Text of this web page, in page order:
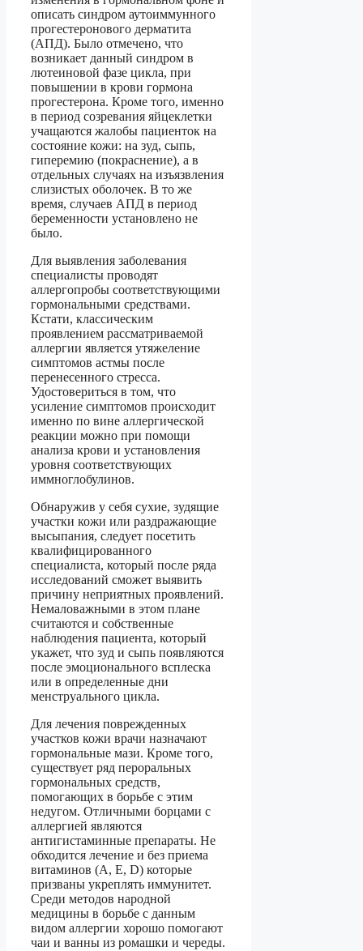
описать синдром аутоиммунного
прогестеронового дерматита
(АПД). Было отмечено, что
возникает данный синдром в
лютеиновой фазе цикла, при
повышении в крови гормона
прогестерона. Кроме того, именно
в период созревания яйцеклетки
учащаются жалобы пациенток на
состояние кожи: на зуд, сыпь,
гиперемию (покраснение), а в
отдельных случаях на изъязвления
слизистых оболочек. В то же
время, случаев АПД в период
беременности установлено не
было.
Для выявления заболевания
специалисты проводят
аллергопробы соответствующими
гормональными средствами.
Кстати, классическим
проявлением рассматриваемой
аллергии является утяжеление
симптомов астмы после
перенесенного стресса.
Удостовериться в том, что
усиление симптомов происходит
именно по вине аллергической
реакции можно при помощи
анализа крови и установления
уровня соответствующих
иммноглобулинов.
Обнаружив у себя сухие, зудящие
участки кожи или раздражающие
высыпания, следует посетить
квалифицированного
специалиста, который после ряда
исследований сможет выявить
причину неприятных проявлений.
Немаловажными в этом плане
считаются и собственные
наблюдения пациента, который
укажет, что зуд и сыпь появляются
после эмоционального всплеска
или в определенные дни
менструального цикла.
Для лечения поврежденных
участков кожи врачи назначают
гормональные мази. Кроме того,
существует ряд пероральных
гормональных средств,
помогающих в борьбе с этим
недугом. Отличными борцами с
аллергией являются
антигистаминные препараты. Не
обходится лечение и без приема
витаминов (А, Е, D) которые
призваны укреплять иммунитет.
Среди методов народной
медицины в борьбе с данным
видом аллергии хорошо помогают
чаи и ванны из ромашки и череды.